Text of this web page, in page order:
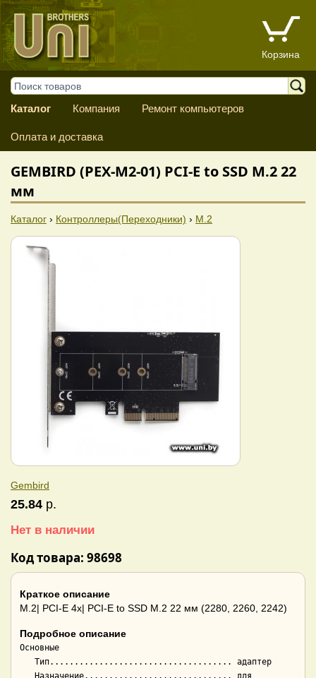
Корзина
Каталог Компания Ремонт компьютеров
Оплата и доставка
GEMBIRD (PEX-M2-01) PCI-E to SSD M.2 22
мм
Каталог › Контроллеры(Переходники) › M.2
Gembird
25.84 р.
Нет в наличии
Код товара: 98698
Краткое описание
M.2| PCI-E 4x| PCI-E to SSD M.2 22 мм (2280, 2260, 2242)
Подробное описание
Основные